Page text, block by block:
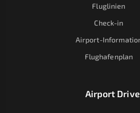
Fluglinien
Check-in
Airport-
Flughafenplan
Airport